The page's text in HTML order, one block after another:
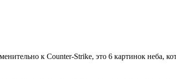
к Counter-Strike, это 6 картинок неба,